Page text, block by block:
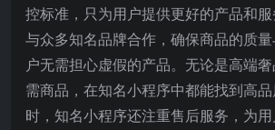
控标准，只为用户提供更好的产品和
与众多知名品牌合作，确保商品的质
户无需担心虚假的产品。无论是高端
需商品，在知名小程序中都能找到高
时，知名小程序还注重售后服务，为